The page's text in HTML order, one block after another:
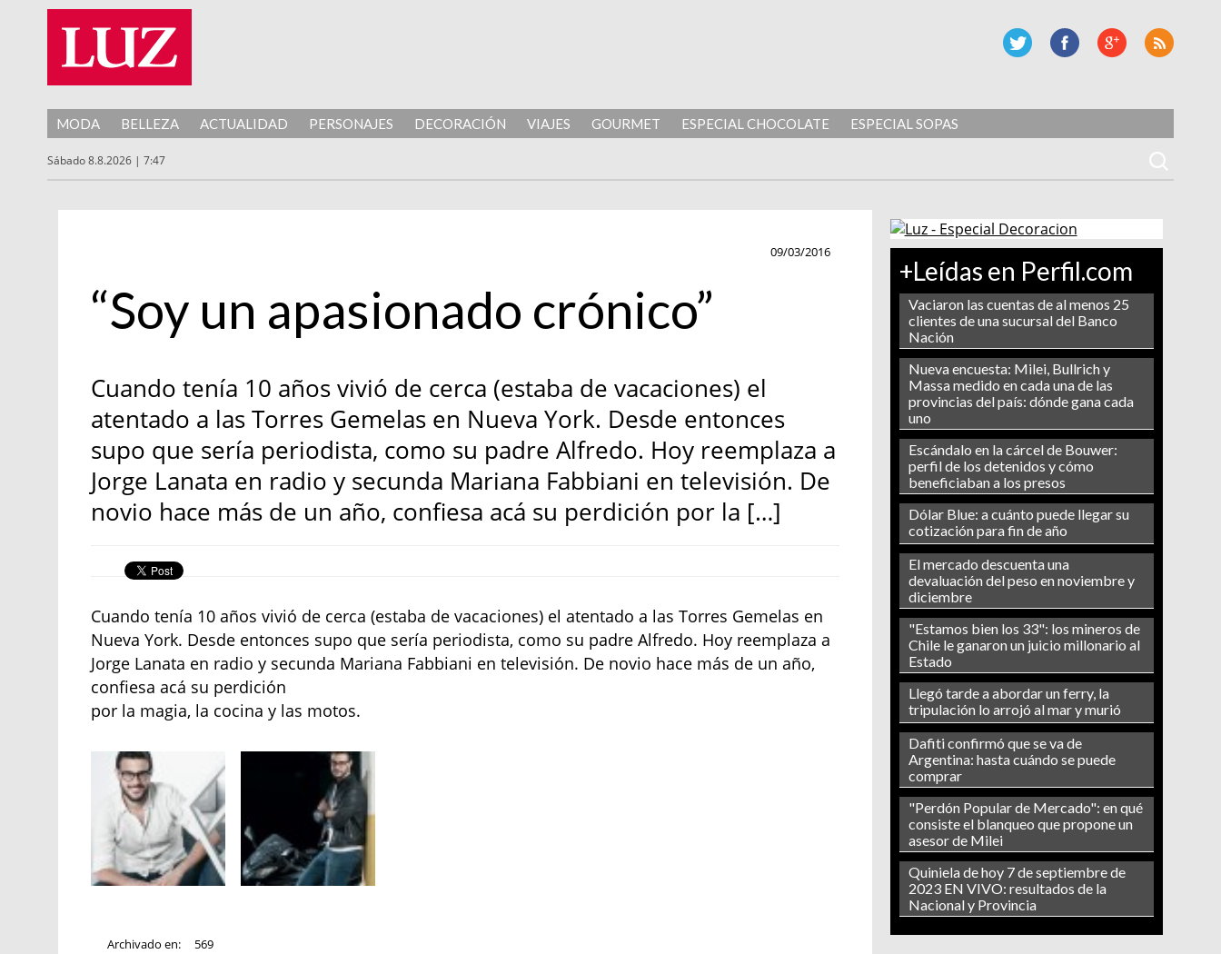
MODA BELLEZA ACTUALIDAD PERSONAJES DECORACIÓN VIAJES GOURMET ESPECIAL CHOCOLATE ESPECIAL SOPAS
Sábado 8.8.2026 | 7:47
+Leídas en Perfil.com
Vaciaron las cuentas de al menos 25
clientes de una sucursal del Banco
Nación
Nueva encuesta: Milei, Bullrich y
Massa medido en cada una de las
provincias del país: dónde gana cada
uno
Escándalo en la cárcel de Bouwer:
perfil de los detenidos y cómo
beneficiaban a los presos
Dólar Blue: a cuánto puede llegar su
cotización para fin de año
El mercado descuenta una
devaluación del peso en noviembre y
diciembre
"Estamos bien los 33": los mineros de
Chile le ganaron un juicio millonario al
Estado
Llegó tarde a abordar un ferry, la
tripulación lo arrojó al mar y murió
Dafiti confirmó que se va de
Argentina: hasta cuándo se puede
comprar
"Perdón Popular de Mercado": en qué
consiste el blanqueo que propone un
asesor de Milei
Quiniela de hoy 7 de septiembre de
2023 EN VIVO: resultados de la
Nacional y Provincia
09/03/2016
“Soy un apasionado crónico”
Cuando tenía 10 años vivió de cerca (estaba de vacaciones) el
atentado a las Torres Gemelas en Nueva York. Desde entonces
supo que sería periodista, como su padre Alfredo. Hoy reemplaza a
Jorge Lanata en radio y secunda Mariana Fabbiani en televisión. De
novio hace más de un año, confiesa acá su perdición por la […]
Cuando tenía 10 años vivió de cerca (estaba de vacaciones) el atentado a las Torres Gemelas en
Nueva York. Desde entonces supo que sería periodista, como su padre Alfredo. Hoy reemplaza a
Jorge Lanata en radio y secunda Mariana Fabbiani en televisión. De novio hace más de un año,
confiesa acá su perdición
por la magia, la cocina y las motos.
Archivado en:
569